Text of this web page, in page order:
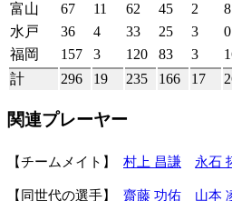
富山
67 11 62 45 2 8
水戸
36 4 33 25 3 0
福岡
157 3 120 83 3
計
296 19 235 166 17
関連プレーヤー
チームメイト 村上 昌謙 永石
同世代の選手 齋藤 功佑 山本